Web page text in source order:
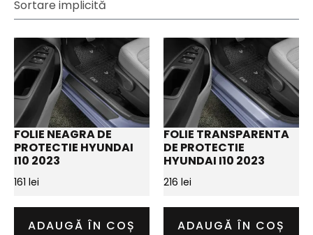
FOLIE NEAGRA DE
PROTECTIE HYUNDAI
I10 2023
161 lei
ADAUGĂ ÎN COȘ
FOLIE TRANSPARENTA
DE PROTECTIE
HYUNDAI I10 2023
216 lei
ADAUGĂ ÎN COȘ